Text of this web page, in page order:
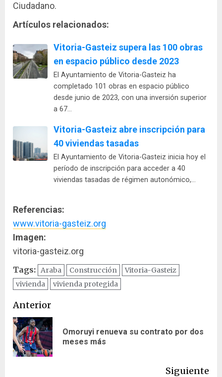
Ciudadano.
Artículos relacionados:
Vitoria-Gasteiz supera las 100 obras
en espacio público desde 2023
El Ayuntamiento de Vitoria-Gasteiz ha
completado 101 obras en espacio público
desde junio de 2023, con una inversión superior
a 67…
Vitoria-Gasteiz abre inscripción para
40 viviendas tasadas
El Ayuntamiento de Vitoria-Gasteiz inicia hoy el
período de inscripción para acceder a 40
viviendas tasadas de régimen autonómico,…
Referencias:
www.vitoria-gasteiz.org
Imagen:
vitoria-gasteiz.org
Tags: Araba Construcción
Vitoria-Gasteiz
vivienda
vivienda protegida
Navegación
de
entradas
Anterior
Omoruyi renueva su contrato por dos
meses más
Siguiente